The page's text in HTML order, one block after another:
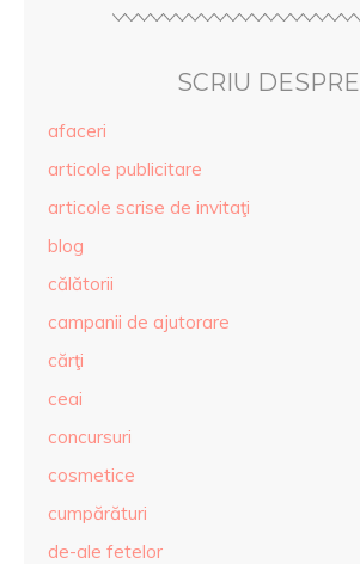
SCRIU DESPRE
afaceri
articole publicitare
articole scrise de invitaţi
blog
călătorii
campanii de ajutorare
cărţi
ceai
concursuri
cosmetice
cumpărături
de-ale fetelor